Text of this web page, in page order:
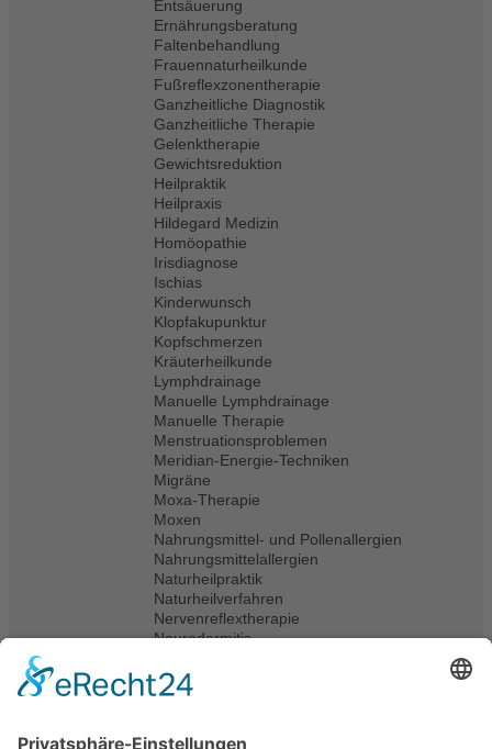
Entsäuerung
Ernährungsberatung
Faltenbehandlung
Frauennaturheilkunde
Fußreflexzonentherapie
Ganzheitliche Diagnostik
Ganzheitliche Therapie
Gelenktherapie
Gewichtsreduktion
Heilpraktik
Heilpraxis
Hildegard Medizin
Homöopathie
Irisdiagnose
Ischias
Kinderwunsch
Klopfakupunktur
Kopfschmerzen
Kräuterheilkunde
Lymphdrainage
Manuelle Lymphdrainage
Manuelle Therapie
Menstruationsproblemen
Meridian-Energie-Techniken
Migräne
Moxa-Therapie
Moxen
Nahrungsmittel- und Pollenallergien
Nahrungsmittelallergien
Naturheilpraktik
Naturheilverfahren
Nervenreflextherapie
Neurodermitis
Pflanzenheilkunde
Pollenallergien
Qualifiziert in folgenden Bereichen: